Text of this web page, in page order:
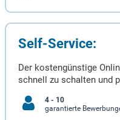
Self-Service:
Der kostengünstige
schnell zu schalten und
4 - 10
garantierte